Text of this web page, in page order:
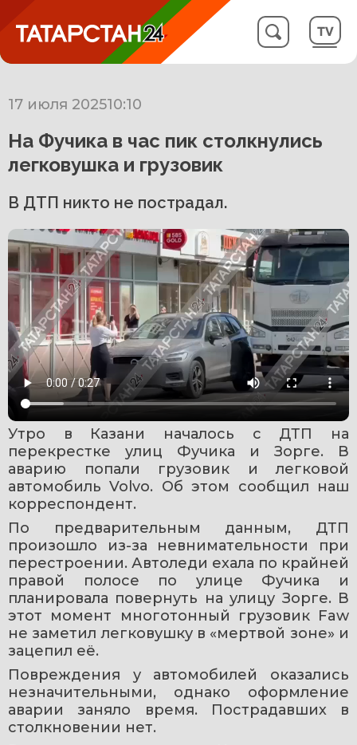
17 июля 202510:10
На Фучика в час пик столкнулись
легковушка и грузовик
В ДТП никто не пострадал.
Утро в Казани началось с ДТП на
перекрестке улиц Фучика и Зорге. В
аварию попали грузовик и легковой
автомобиль Volvo. Об этом сообщил наш
корреспондент.
По предварительным данным, ДТП
произошло из-за невнимательности при
перестроении. Автоледи ехала по крайней
правой полосе по улице Фучика и
планировала повернуть на улицу Зорге. В
этот момент многотонный грузовик Faw
не заметил легковушку в «мертвой зоне» и
зацепил её.
Повреждения у автомобилей оказались
незначительными, однако оформление
аварии заняло время. Пострадавших в
столкновении нет.